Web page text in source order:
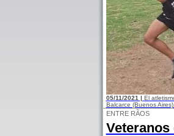
05/11/2021 | El
Balcarce (Buenos Aires).
ENTRE RÃOS
Veteranos